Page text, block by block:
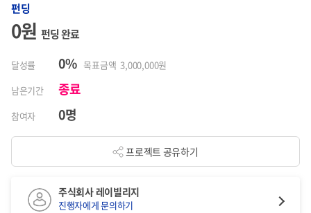
펀딩
0원 펀딩 완료
달성률 0% 목표금액 3,000,000원
남은기간
종료
참여자 0명
프로젝트 공유하기
주식회사 레이빌리지
진행자에게 문의하기